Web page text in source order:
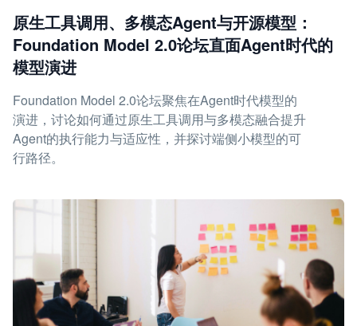
原生工具调用、多模态Agent与开源模型：
Foundation Model 2.0论坛直面Agent时代的
模型演进
Foundation Model 2.0论坛聚焦在Agent时代模型的
演进，讨论如何通过原生工具调用与多模态融合提升
Agent的执行能力与适应性，并探讨端侧小模型的可
行路径。